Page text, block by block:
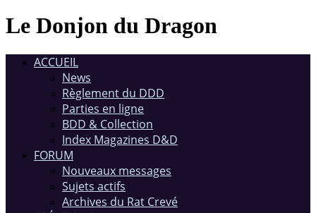
Le Donjon du Dragon
ACCUEIL
News
Règlement du DDD
Parties en ligne
BDD & Collection
Index Magazines D&D
FORUM
Nouveaux messages
Sujets actifs
Archives du Rat Crevé